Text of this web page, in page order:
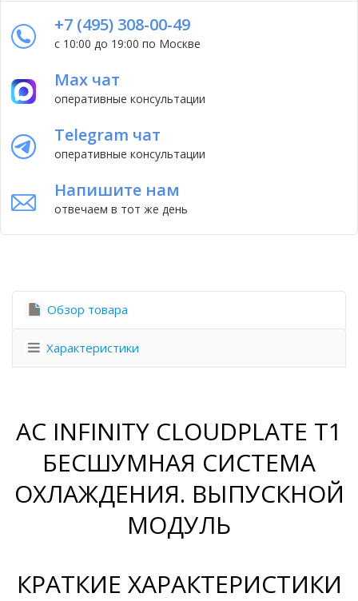
+7 (495) 308-00-49
с 10:00 до 19:00 по Москве
Max чат
оперативные консультации
Telegram чат
оперативные консультации
Напишите нам
отвечаем в тот же день
Обзор товара
Характеристики
AC INFINITY CLOUDPLATE T1
БЕСШУМНАЯ СИСТЕМА
ОХЛАЖДЕНИЯ. ВЫПУСКНОЙ
МОДУЛЬ
КРАТКИЕ ХАРАКТЕРИСТИКИ